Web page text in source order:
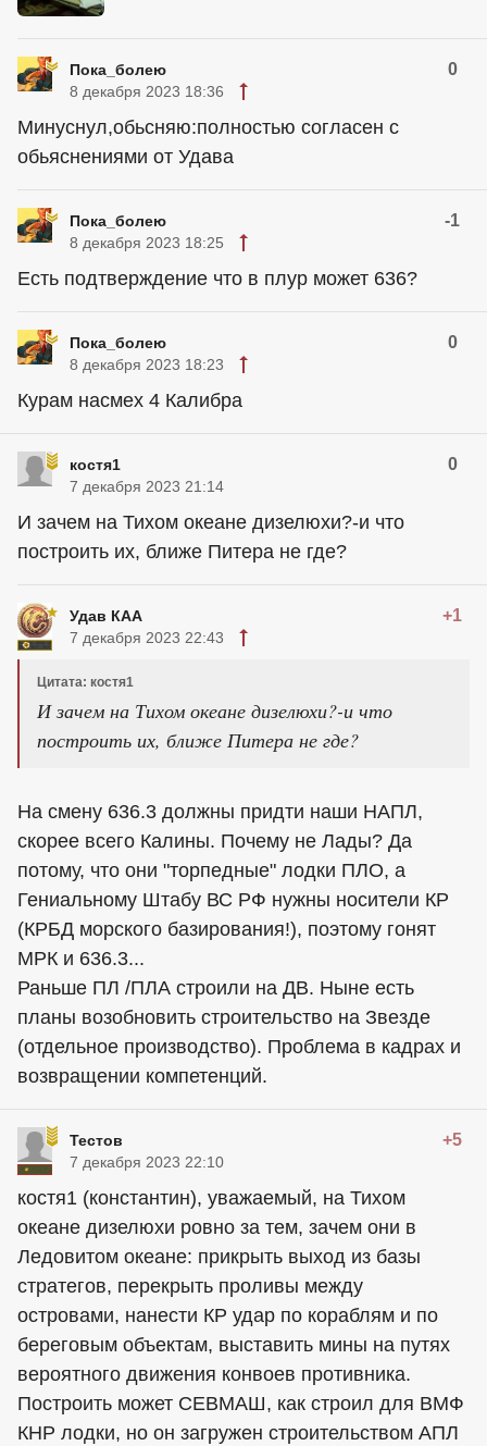
Пока_болею 0
8 декабря 2023 18:36
Минуснул,обьсняю:полностью согласен с
обьяснениями от Удава
Пока_болею -1
8 декабря 2023 18:25
Есть подтверждение что в плур может 636?
Пока_болею 0
8 декабря 2023 18:23
Курам насмех 4 Калибра
костя1 0
7 декабря 2023 21:14
И зачем на Тихом океане дизелюхи?-и что
построить их, ближе Питера не где?
Удав КАА +1
7 декабря 2023 22:43
Цитата: костя1
И зачем на Тихом океане дизелюхи?-и что
построить их, ближе Питера не где?
На смену 636.3 должны придти наши НАПЛ,
скорее всего Калины. Почему не Лады? Да
потому, что они "торпедные" лодки ПЛО, а
Гениальному Штабу ВС РФ нужны носители КР
(КРБД морского базирования!), поэтому гонят
МРК и 636.3...
Раньше ПЛ /ПЛА строили на ДВ. Ныне есть
планы возобновить строительство на Звезде
(отдельное производство). Проблема в кадрах и
возвращении компетенций.
Тестов +5
7 декабря 2023 22:10
костя1 (константин), уважаемый, на Тихом
океане дизелюхи ровно за тем, зачем они в
Ледовитом океане: прикрыть выход из базы
стратегов, перекрыть проливы между
островами, нанести КР удар по кораблям и по
береговым объектам, выставить мины на путях
вероятного движения конвоев противника.
Построить может СЕВМАШ, как строил для ВМФ
КНР лодки, но он загружен строительством АПЛ